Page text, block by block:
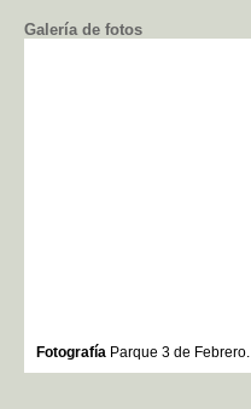
Galería de fotos
Fotografía Parque 3 de Febrero.